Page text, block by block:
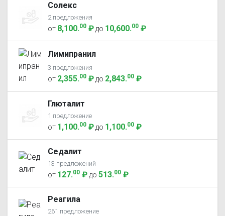
Солекс
2 предложения
от 8,100.00 ₽ до 10,600.00 ₽
Лимипранил
3 предложения
от 2,355.00 ₽ до 2,843.00 ₽
Глюталит
1 предложение
от 1,100.00 ₽ до 1,100.00 ₽
Седалит
13 предложений
от 127.00 ₽ до 513.00 ₽
Реагила
261 предложение